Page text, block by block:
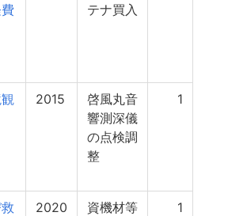
テナ買入
2015
啓風丸音
響測深儀
の点検調
整
1
2020
資機材等
1